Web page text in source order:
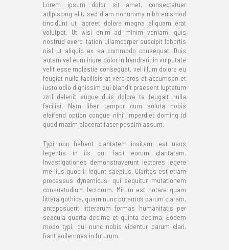
Lorem ipsum dolor sit amet, consectetuer
adipiscing elit, sed diam nonummy nibh euismod
tincidunt ut laoreet dolore magna aliquam erat
volutpat. Ut wisi enim ad minim veniam, quis
nostrud exerci tation ullamcorper suscipit lobortis
nisl ut aliquip ex ea commodo consequat. Duis
autem vel eum iriure dolor in hendrerit in vulputate
velit esse molestie consequat, vel illum dolore eu
feugiat nulla facilisis at vero eros et accumsan et
iusto odio dignissim qui blandit praesent luptatum
zzril delenit augue duis dolore te feugait nulla
facilisi. Nam liber tempor cum soluta nobis
eleifend option congue nihil imperdiet doming id
quod mazim placerat facer possim assum.
Typi non habent claritatem insitam; est usus
legentis in iis qui facit eorum claritatem.
Investigationes demonstraverunt lectores legere
me lius quod ii legunt saepius. Claritas est etiam
processus dynamicus, qui sequitur mutationem
consuetudium lectorum. Mirum est notare quam
littera gothica, quam nunc putamus parum claram,
anteposuerit litterarum formas humanitatis per
seacula quarta decima et quinta decima. Eodem
modo typi, qui nunc nobis videntur parum clari,
fiant sollemnes in futurum.